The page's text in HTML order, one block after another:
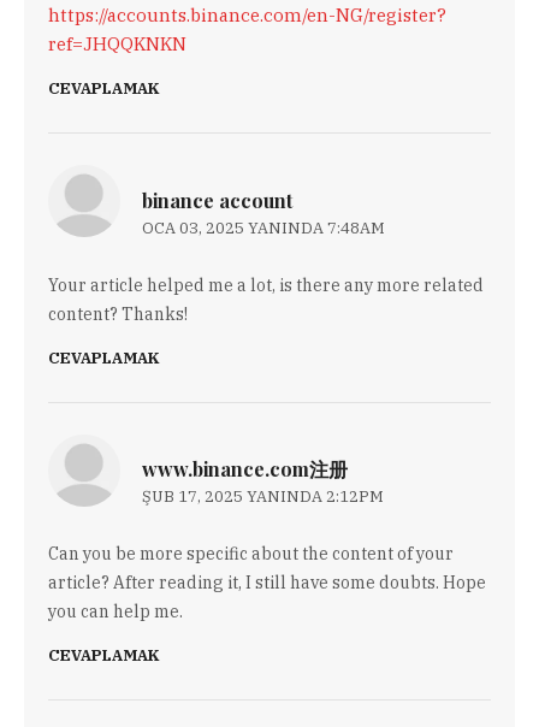
https://accounts.binance.com/en-NG/register?
ref=JHQQKNKN
CEVAPLAMAK
binance account
OCA 03, 2025 YANINDA 7:48AM
Your article helped me a lot, is there any more related
content? Thanks!
CEVAPLAMAK
www.binance.com注册
ŞUB 17, 2025 YANINDA 2:12PM
Can you be more specific about the content of your
article? After reading it, I still have some doubts. Hope
you can help me.
CEVAPLAMAK